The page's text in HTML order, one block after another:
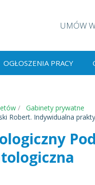
UMÓW
OGŁOSZENIA PRACY
Gabinety prywatne
Robert. Indywidualna